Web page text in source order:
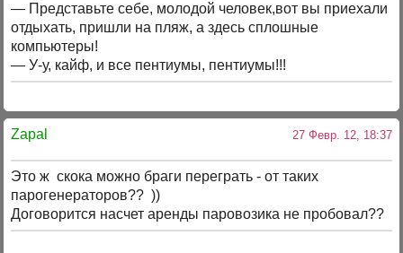
— Представьте себе, молодой человек,вот вы приехали
отдыхать, пришли на пляж, а здесь сплошные
компьютеры!
— У-у, кайф, и все пентиумы, пентиумы!!!
Zapal 27 Февр. 12, 18:37
Это ж скока можно браги переграть - от таких
парогенераторов?? ))
Договорится насчет аренды паровозика не пробовал??